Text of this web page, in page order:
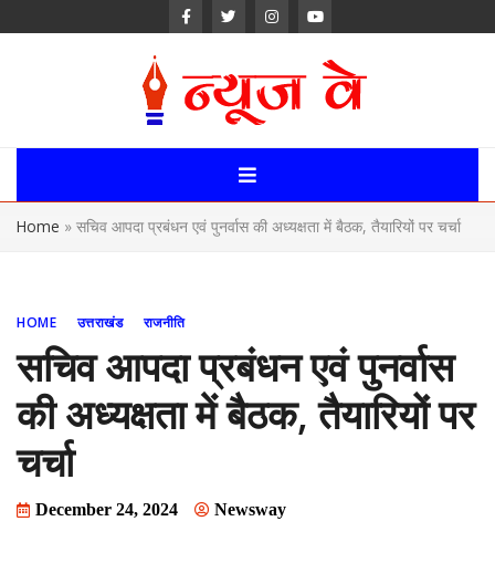
News Way:
Uttarakhand,
Delhi News
Portal
Home » सचिव आपदा प्रबंधन एवं पुनर्वास की अध्यक्षता में बैठक, तैयारियों पर चर्चा
HOME उत्तराखंड राजनीति
सचिव आपदा प्रबंधन एवं पुनर्वास
की अध्यक्षता में बैठक, तैयारियों पर
चर्चा
December 24, 2024 Newsway